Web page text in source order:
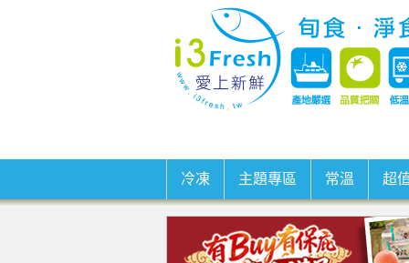
冷凍 主題專區 常溫 超